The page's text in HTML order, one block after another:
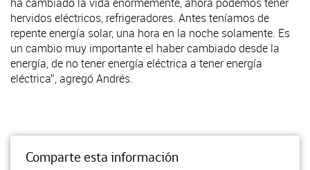
hervidos eléctricos, refrigeradores. Antes teníamos de
repente energía solar, una hora en la noche solamente. Es
un cambio muy importante el haber cambiado desde la
energía, de no tener energía eléctrica a tener energía
eléctrica”, agregó Andrés.
Comparte esta información